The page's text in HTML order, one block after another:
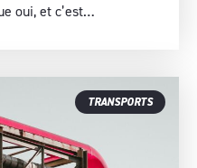
oui, et c’est…
TRANSPORTS